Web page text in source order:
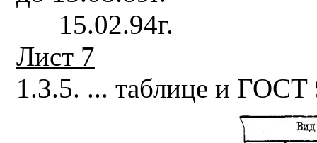
15.02.94г.
Лист 7
1.3.5. ... таблице и ГОСТ